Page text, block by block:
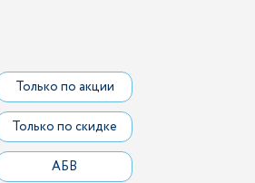
Только по акции
Только по скидке
АБВ